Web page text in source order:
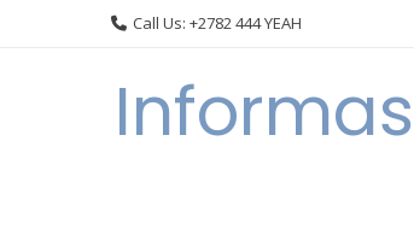
Call Us: +2782 444 YEAH